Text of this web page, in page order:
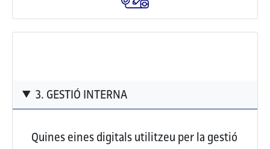
3. GESTIÓ INTERNA
Quines eines digitals utilitzeu per la gestió